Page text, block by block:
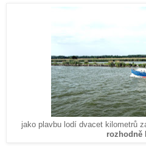
jako plavbu lodí dvacet kilometrů
rozhodně